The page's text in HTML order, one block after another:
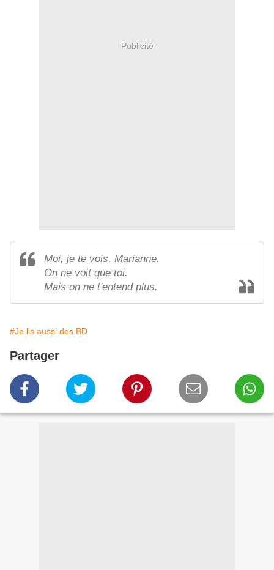
Publicité
Moi, je te vois, Marianne.
On ne voit que toi.
Mais on ne t'entend plus.
#Je lis aussi des BD
Partager